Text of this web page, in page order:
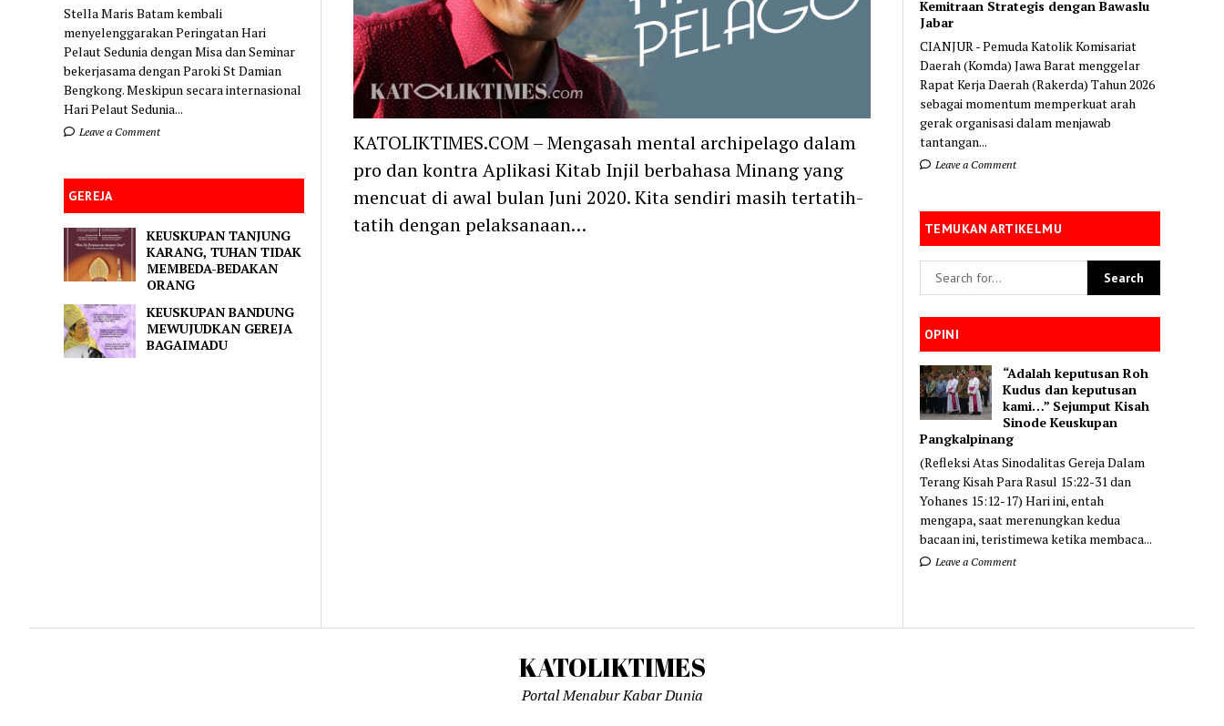
Stella Maris Batam kembali
menyelenggarakan Peringatan Hari
Pelaut Sedunia dengan Misa dan Seminar
bekerjasama dengan Paroki St Damian
Bengkong. Meskipun secara internasional
Hari Pelaut Sedunia...
Leave a Comment
GEREJA
KEUSKUPAN TANJUNG
KARANG, TUHAN TIDAK
MEMBEDA-BEDAKAN
ORANG
KEUSKUPAN BANDUNG
MEWUJUDKAN GEREJA
BAGAIMADU
KATOLIKTIMES.COM – Mengasah mental archipelago dalam
pro dan kontra Aplikasi Kitab Injil berbahasa Minang yang
mencuat di awal bulan Juni 2020. Kita sendiri masih tertatih-
tatih dengan pelaksanaan…
Kemitraan Strategis dengan Bawaslu
Jabar
CIANJUR - Pemuda Katolik Komisariat
Daerah (Komda) Jawa Barat menggelar
Rapat Kerja Daerah (Rakerda) Tahun 2026
sebagai momentum memperkuat arah
gerak organisasi dalam menjawab
tantangan...
Leave a Comment
TEMUKAN ARTIKELMU
OPINI
“Adalah keputusan Roh
Kudus dan keputusan
kami…” Sejumput Kisah
Sinode Keuskupan
Pangkalpinang
(Refleksi Atas Sinodalitas Gereja Dalam
Terang Kisah Para Rasul 15:22-31 dan
Yohanes 15:12-17) Hari ini, entah
mengapa, saat merenungkan kedua
bacaan ini, teristimewa ketika membaca...
Leave a Comment
KATOLIKTIMES
Portal Menabur Kabar Dunia